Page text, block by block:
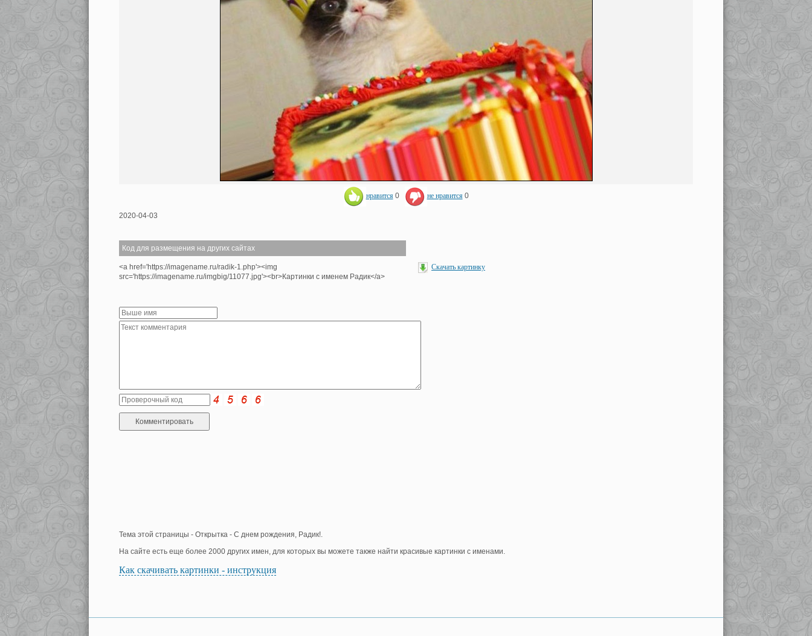
нравится 0 не нравится 0
2020-04-03
Код для размещения на других сайтах
<a href='https://imagename.ru/radik-1.php'><img
src='https://imagename.ru/imgbig/11077.jpg'><br>Картинки с именем Радик</a>
Скачать картинку
Тема этой страницы - Открытка - С днем рождения, Радик!.
На сайте есть еще более 2000 других имен, для которых вы можете также найти красивые картинки с именами.
Как скачивать картинки - инструкция